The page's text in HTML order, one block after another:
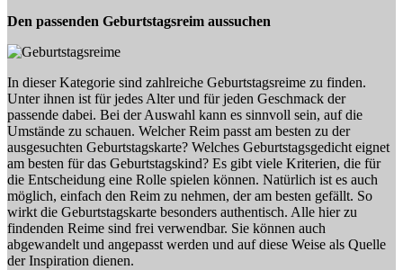
Den passenden Geburtstagsreim aussuchen
In dieser Kategorie sind zahlreiche Geburtstagsreime zu finden.
Unter ihnen ist für jedes Alter und für jeden Geschmack der
passende dabei. Bei der Auswahl kann es sinnvoll sein, auf die
Umstände zu schauen. Welcher Reim passt am besten zu der
ausgesuchten Geburtstagskarte? Welches Geburtstagsgedicht eignet
am besten für das Geburtstagskind? Es gibt viele Kriterien, die für
die Entscheidung eine Rolle spielen können. Natürlich ist es auch
möglich, einfach den Reim zu nehmen, der am besten gefällt. So
wirkt die Geburtstagskarte besonders authentisch. Alle hier zu
findenden Reime sind frei verwendbar. Sie können auch
abgewandelt und angepasst werden und auf diese Weise als Quelle
der Inspiration dienen.